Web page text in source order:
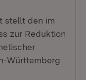
stellt den im
zur Reduktion
Württemberg